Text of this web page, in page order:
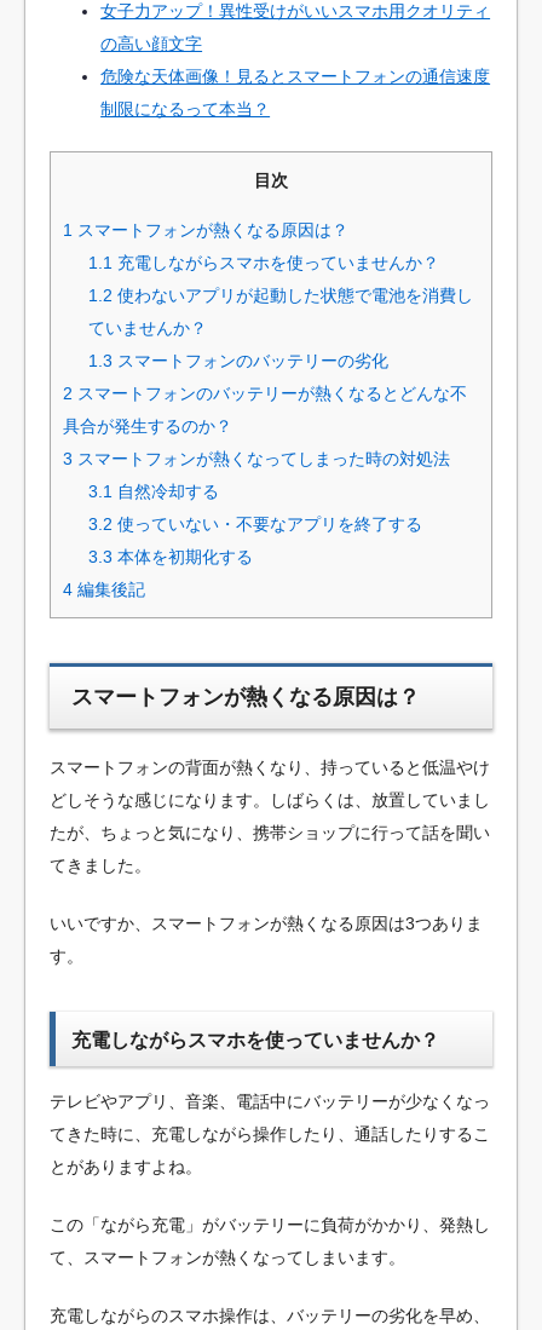
女子力アップ！異性受けがいいスマホ用クオリティ
の高い顔文字
危険な天体画像！見るとスマートフォンの通信速度
制限になるって本当？
目次
1 スマートフォンが熱くなる原因は？
1.1 充電しながらスマホを使っていませんか？
1.2 使わないアプリが起動した状態で電池を消費し
ていませんか？
1.3 スマートフォンのバッテリーの劣化
2 スマートフォンのバッテリーが熱くなるとどんな不
具合が発生するのか？
3 スマートフォンが熱くなってしまった時の対処法
3.1 自然冷却する
3.2 使っていない・不要なアプリを終了する
3.3 本体を初期化する
4 編集後記
スマートフォンが熱くなる原因は？
スマートフォンの背面が熱くなり、持っていると低温やけ
どしそうな感じになります。しばらくは、放置していまし
たが、ちょっと気になり、携帯ショップに行って話を聞い
てきました。
いいですか、スマートフォンが熱くなる原因は3つありま
す。
充電しながらスマホを使っていませんか？
テレビやアプリ、音楽、電話中にバッテリーが少なくなっ
てきた時に、充電しながら操作したり、通話したりするこ
とがありますよね。
この「ながら充電」がバッテリーに負荷がかかり、発熱し
て、スマートフォンが熱くなってしまいます。
充電しながらのスマホ操作は、バッテリーの劣化を早め、